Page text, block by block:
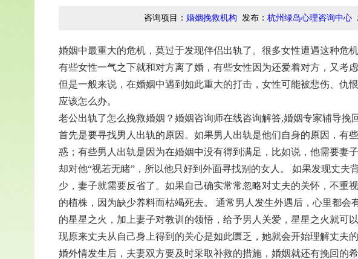
咨询项目： 婚姻挽救机构 发布： 杭州绿岛心理咨询中心
婚姻中最重大的危机，莫过于发现伴侣出轨了。很多女性遭遇这种危
有些女性一气之下就和对方离了婚，有些女性因为还爱着对方，又考
但是一般来说，在婚姻中遇到如此重大的打击，女性可能被悲伤、仇
应该怎么办。
老公出轨了怎么挽救婚姻？婚姻咨询师在线咨询解答,婚姻专家辅导挽
首先是要寻找男人出轨的原因。如果男人出轨是他们自身的原因，有
惑；有些男人出轨是因为在婚姻中没有得到满足，比如说，他需要妻
却对他“视若无睹”，所以他只好到外面寻找别的女人。
如果发现丈夫
少，妻子就需要反省了。如果自己确实常常忽略对丈夫的关怀，不重
的植株，因为缺少养料而枯竭死去。
通常男人发生外遇后，心里都会
的星星之火，加上妻子对教训的领悟，给予男人关爱，星星之火就可
现原来丈夫从自己身上得到的关心是如此匮乏，她就会开始理解丈夫
婚外情发生后，夫妻双方要及时采取补救的措施，婚姻就还有挽回的